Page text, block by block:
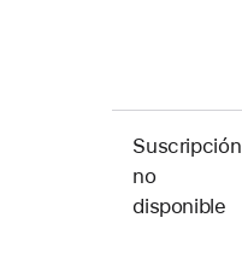
Suscripción
no
disponible